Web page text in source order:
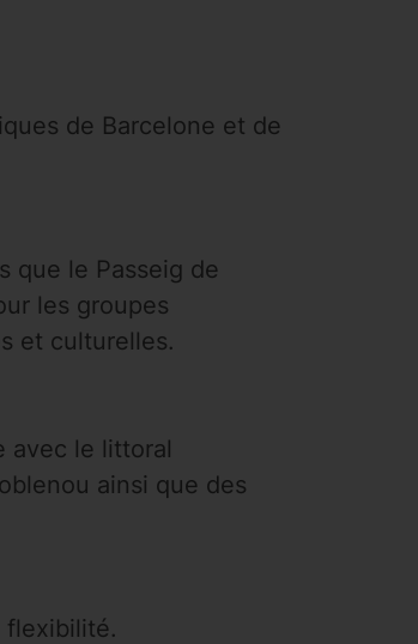
de Barcelone et de
que le Passeig de
les groupes
et culturelles.
avec le littoral
ainsi que des
flexibilité.